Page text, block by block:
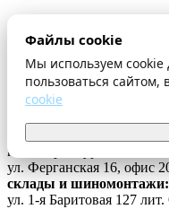
Файлы cookie
Мы используем cookie
пользоваться сайтом,
cookie
Оплата и доставка
Шиномонтаж
Контакты
...
г. Екатеринбург
ул. Ферганская 16, офис
склады и шиномонтажи:
ул. 1-я Баритовая 127